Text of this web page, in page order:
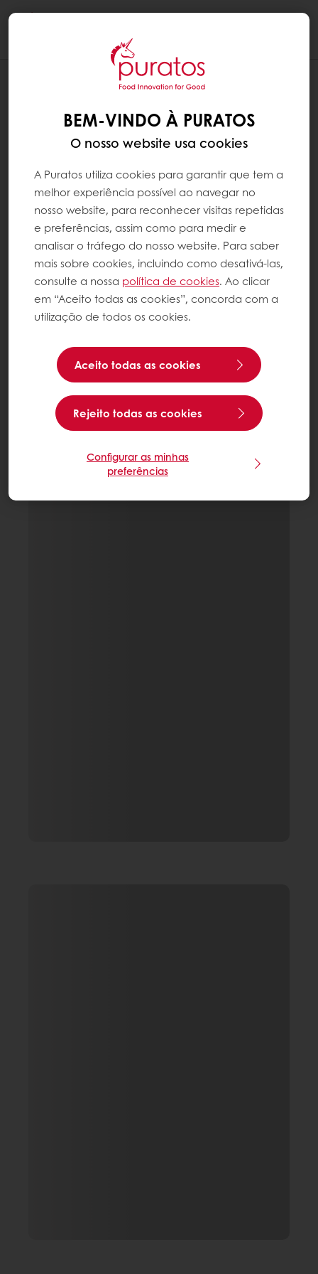
BEM-VINDO À PURATOS
O nosso website usa cookies
A Puratos utiliza cookies para garantir que tem a
melhor experiência possível ao navegar no
nosso website, para reconhecer visitas repetidas
e preferências, assim como para medir e
analisar o tráfego do nosso website. Para saber
mais sobre cookies, incluindo como desativá-las,
consulte a nossa política de cookies. Ao clicar
em “Aceito todas as cookies”, concorda com a
utilização de todos os cookies.
Aceito todas as cookies
Rejeito todas as cookies
Configurar as minhas
preferências